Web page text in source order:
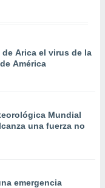
Arica el virus de la
América
Mundial
una fuerza no
emergencia